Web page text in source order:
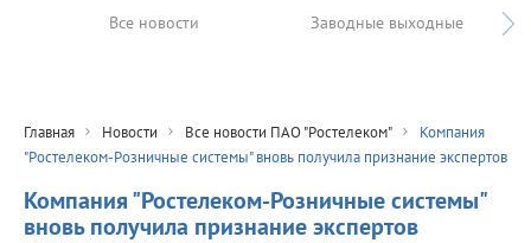
Все новости Заводные выходные
Главная Новости Все новости ПАО "Ростелеком"
Компания
"Ростелеком-Розничные системы" вновь получила признание экспертов
Компания "Ростелеком-Розничные системы"
вновь получила признание экспертов